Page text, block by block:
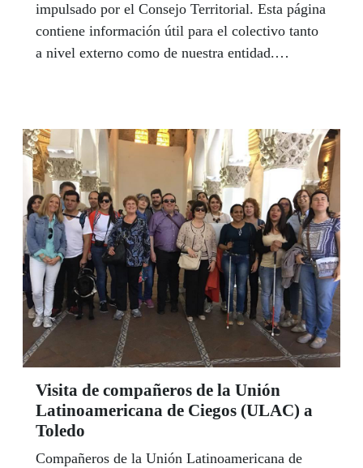
impulsado por el Consejo Territorial. Esta página
contiene información útil para el colectivo tanto
a nivel externo como de nuestra entidad.
Elena Rodríguez Fernández y su equipo de
colaboradores en los centros de la ONCE, ¡están
a tu disposición!. Puedes hacerlo por correo
electrónico
referentemayorcastillalamancha@once.es, o en el
teléfono 667154008
Visita de compañeros de la Unión
Latinoamericana de Ciegos (ULAC) a
Toledo
Compañeros de la Unión Latinoamericana de